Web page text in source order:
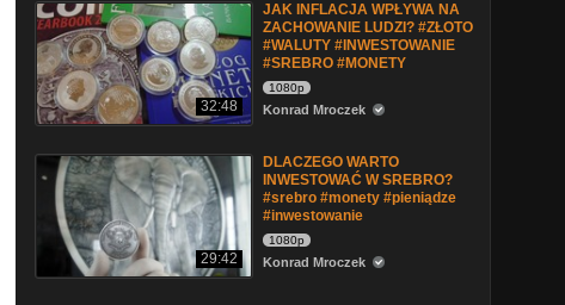
32:48
JAK INFLACJA WPŁYWA NA
ZACHOWANIE LUDZI? #ZŁOTO
#WALUTY #INWESTOWANIE
#SREBRO #MONETY
1080p
Konrad Mroczek
29:42
DLACZEGO WARTO
INWESTOWAĆ W SREBRO?
#srebro #monety #pieniądze
#inwestowanie
1080p
Konrad Mroczek